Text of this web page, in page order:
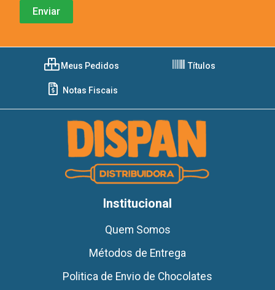
Meus Pedidos Títulos
Notas Fiscais
Institucional
Quem Somos
Métodos de Entrega
Politica de Envio de Chocolates